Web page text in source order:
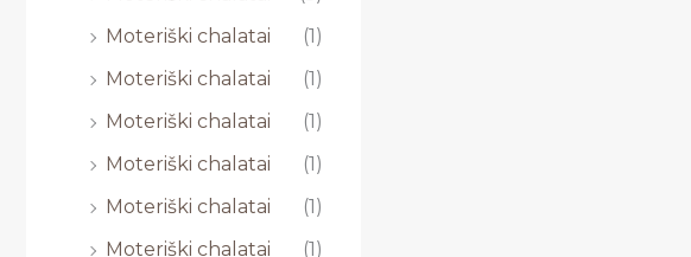
Moteriški chalatai
(1)
Moteriški chalatai
(1)
Moteriški chalatai
(1)
Moteriški chalatai
(1)
Moteriški chalatai
(1)
Moteriški chalatai
(1)